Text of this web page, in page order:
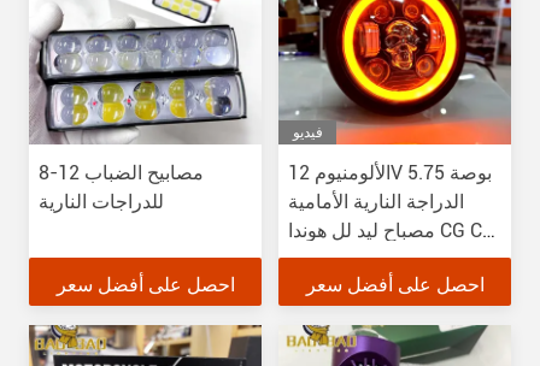
8-12 مصابيح الضباب
للدراجات النارية
احصل على أفضل سعر
فيديو
الألومنيوم 12V 5.75 بوصة
الدراجة النارية الأمامية
مصباح ليد لل هوندا CG CN
GN CD70
احصل على أفضل سعر